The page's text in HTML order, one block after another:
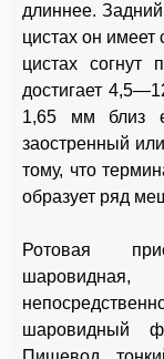
длиннее.
цистах он
цистах согнут
достигает
1,65 мм близ
заостренный
тому, что
образует ряд
Ротовая
шаровидный